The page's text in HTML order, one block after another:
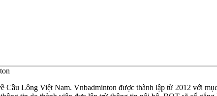
Cầu Lông Việt Nam. Vnbadminton được thành lập từ 2012 với